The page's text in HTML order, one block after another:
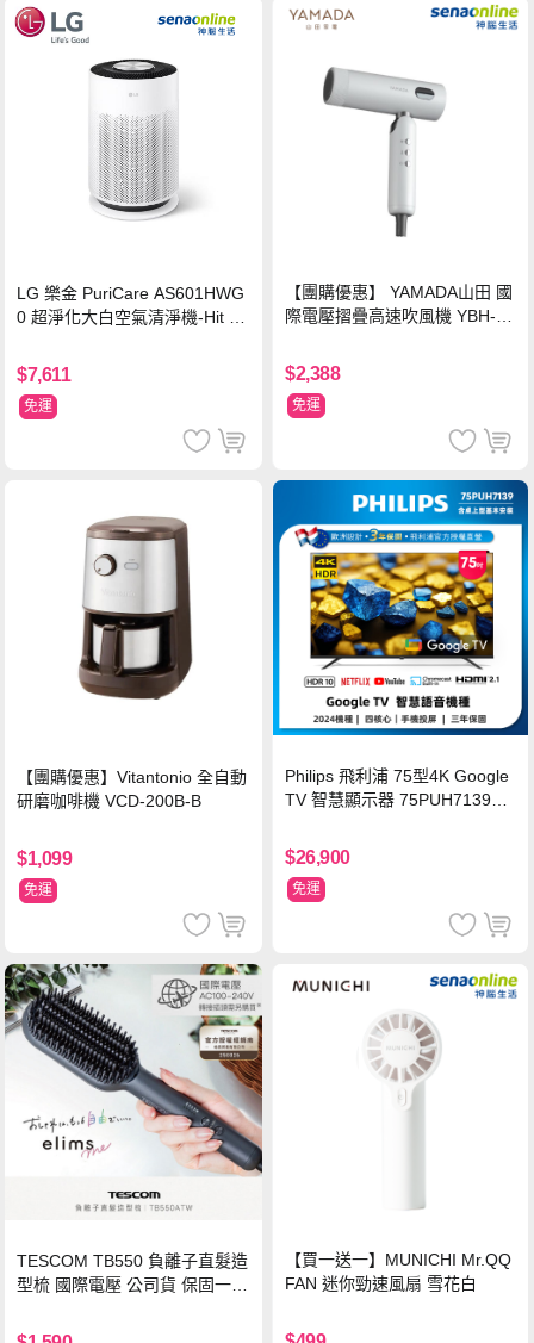
LG 樂金 PuriCare AS601HWG
0 超淨化大白空氣清淨機-Hit 18
$7,611
免運
【團購優惠】 YAMADA山田 國
際電壓摺疊高速吹風機 YBH-12
$2,388
免運
【團購優惠】Vitantonio 全自動
研磨咖啡機 VCD-200B-B
$1,099
免運
Philips 飛利浦 75型4K Google
TV 智慧顯示器 75PUH7139
$26,900
免運
TESCOM TB550 負離子直髮造
型梳 國際電壓 公司貨 保固一年
【買一送一】MUNICHI Mr.QQ
FAN 迷你勁速風扇 雪花白